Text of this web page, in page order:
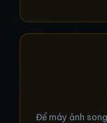
Để máy ảnh